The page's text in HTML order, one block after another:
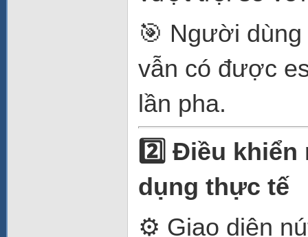
🎯 Người
vẫn có được
lần pha.
2️ Điều khiển
dụng thực tế
⚙️ Giao diện